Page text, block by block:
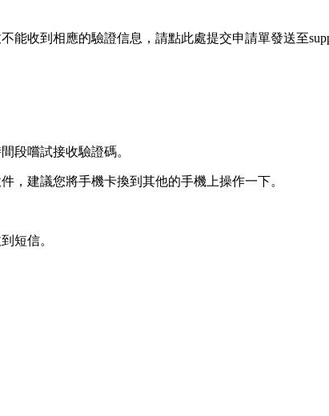
收到相應的驗證信息，請點此處提交申請單發送至
段嚐試接收驗證碼。
，建議您將手機卡換到其他的手機上操作一下。
短信。